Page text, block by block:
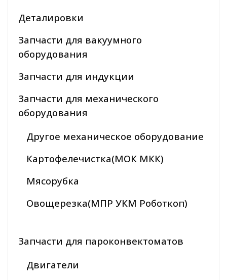
Деталировки
Запчасти для вакуумного
оборудования
Запчасти для индукции
Запчасти для механического
оборудования
Другое механическое оборудование
Картофелечистка(МОК МКК)
Мясорубка
Овощерезка(МПР УКМ Роботкоп)
Запчасти для пароконвектоматов
Двигатели